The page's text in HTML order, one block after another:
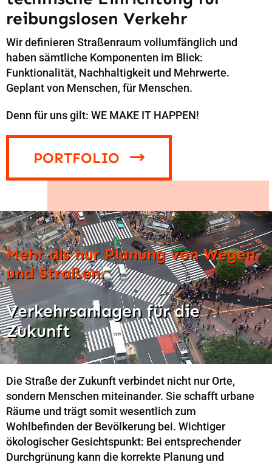
reibungslosen Verkehr
Wir definieren Straßenraum vollumfänglich und
haben sämtliche Komponenten im Blick:
Funktionalität, Nachhaltigkeit und Mehrwerte.
Geplant von Menschen, für Menschen.
Denn für uns gilt: WE MAKE IT HAPPEN!
PORTFOLIO
Mehr als nur Planung von Wegen
und Straßen.
Verkehrsanlagen für die
Zukunft
Die Straße der Zukunft verbindet nicht nur Orte,
sondern Menschen miteinander. Sie schafft urbane
Räume und trägt somit wesentlich zum
Wohlbefinden der Bevölkerung bei. Wichtiger
ökologischer Gesichtspunkt: Bei entsprechender
Durchgrünung kann die korrekte Planung und